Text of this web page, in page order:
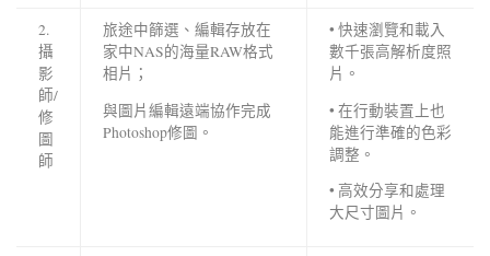
2.
攝
影
師/
修
圖
師
旅途中篩選、編輯存放在
家中NAS的海量RAW格式
相片；
與圖片編輯遠端協作完成
Photoshop修圖。
• 快速瀏覽和載入
數千張高解析度照
片。
• 在行動裝置上也
能進行準確的色彩
調整。
• 高效分享和處理
大尺寸圖片。